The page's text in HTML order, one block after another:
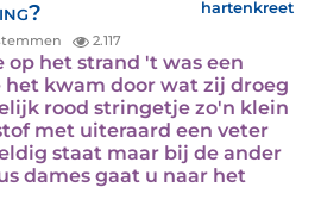
hartenkreet
2.117
op het strand 't was een
kwam door wat zij droeg
rood stringetje zo'n klein
met uiteraard een veter
staat maar bij de ander
dames gaat u naar het